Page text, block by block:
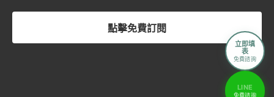
點擊免費訂閱
立即填
表
免費諮詢
LINE
免費諮詢